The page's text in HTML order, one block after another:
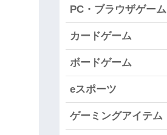
PC・ブラウザゲーム
カードゲーム
ボードゲーム
eスポーツ
ゲーミングアイテム